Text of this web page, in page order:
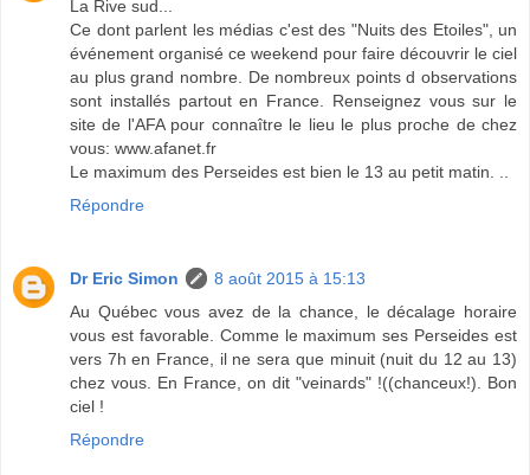
La Rive sud...
Ce dont parlent les médias c'est des "Nuits des Etoiles", un
événement organisé ce weekend pour faire découvrir le ciel
au plus grand nombre. De nombreux points d observations
sont installés partout en France. Renseignez vous sur le
site de l'AFA pour connaître le lieu le plus proche de chez
vous: www.afanet.fr
Le maximum des Perseides est bien le 13 au petit matin. ..
Répondre
Dr Eric Simon
8 août 2015 à 15:13
Au Québec vous avez de la chance, le décalage horaire
vous est favorable. Comme le maximum ses Perseides est
vers 7h en France, il ne sera que minuit (nuit du 12 au 13)
chez vous. En France, on dit "veinards" !((chanceux!). Bon
ciel !
Répondre